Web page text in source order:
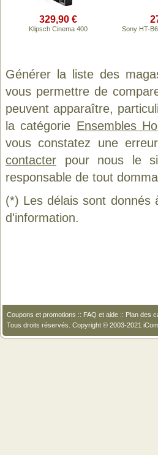
329,90 €
Klipsch Cinema 400
Sony HT-
Générer la liste des
vous permettre de
peuvent apparaître,
la catégorie Ensembles
vous constatez une
contacter pour nous le
responsable de tout
(*) Les délais sont donnés
d'information.
Coupons et promotions :: FAQ et aide :: Plan des
Tous droits réservés. Copyright © 2003-2021